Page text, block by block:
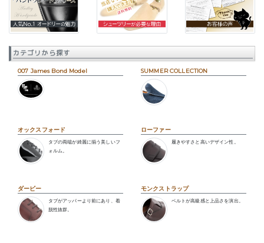
カテゴリから探す
007 James Bond Model SUMMER COLLECTION
オックスフォード
タブの両端が綺麗に揃う美しいフ
ォルム。
ローファー
履きやすさと高いデザイン性。
ダービー
タブがアッパーより前にあり、着
脱性抜群。
モンクストラップ
ベルトが高級感と上品さを演出。